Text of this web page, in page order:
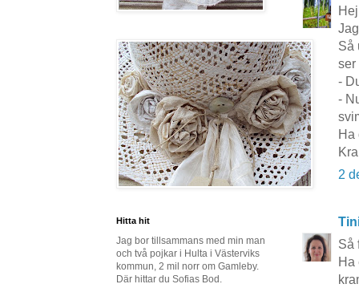
Så
ser
-
-
Ha
2
Så
Ha
Hitta hit
Jag bor tillsammans med min man
och två pojkar i Hulta i Västerviks
kommun, 2 mil norr om Gamleby.
Där hittar du Sofias Bod.